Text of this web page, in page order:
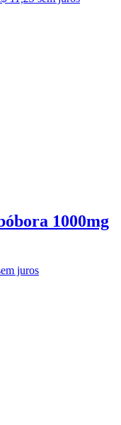
1000mg
juros